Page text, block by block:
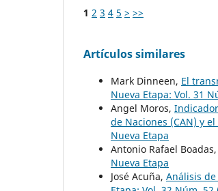
1 2 3 4 5 > >>
Artículos similares
Mark Dinneen, El
Nueva Etapa: Vol. 31
Angel Moros,
de Naciones (CAN) y
Nueva Etapa
Antonio Rafael Boadas,
Nueva Etapa
José Acuña, Análisis